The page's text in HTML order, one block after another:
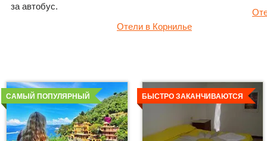
за автобус.
Отели в Корнилье
САМЫЙ ПОПУЛЯРНЫЙ
Детальнее
БЫСТРО ЗАКАНЧИВАЮТСЯ
Детальнее